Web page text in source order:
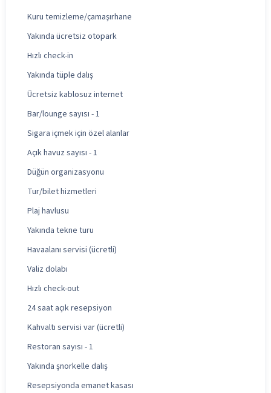
Kuru temizleme/çamaşırhane
Yakında ücretsiz otopark
Hızlı check-in
Yakında tüple dalış
Ücretsiz kablosuz internet
Bar/lounge sayısı - 1
Sigara içmek için özel alanlar
Açık havuz sayısı - 1
Düğün organizasyonu
Tur/bilet hizmetleri
Plaj havlusu
Yakında tekne turu
Havaalanı servisi (ücretli)
Valiz dolabı
Hızlı check-out
24 saat açık resepsiyon
Kahvaltı servisi var (ücretli)
Restoran sayısı - 1
Yakında şnorkelle dalış
Resepsiyonda emanet kasası